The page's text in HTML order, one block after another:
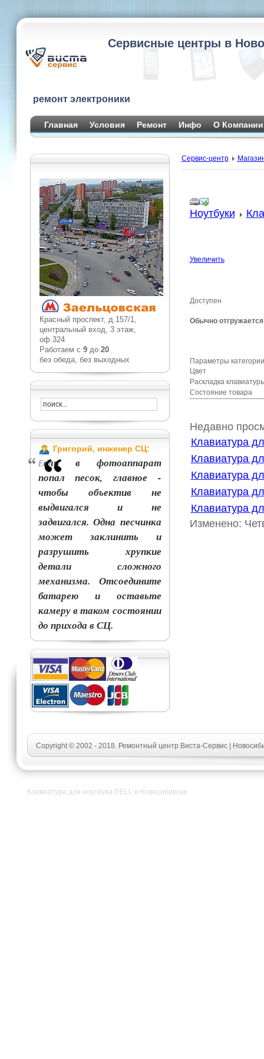
Сервисные центры в
ремонт электроники
Главная Условия Ремонт Инфо О Компании
Красный проспект, д.157/1,
центральный вход, 3 этаж,
оф.324
Работаем с 9до 20
без обеда, без выходных
Григорий, инженер СЦ:
Если в фотоаппарат
попал песок, главное -
чтобы объектив не
выдвигался и не
задвигался. Одна песчинка
может заклинить и
разрушить хрупкие
детали сложного
механизма. Отсоедините
батарею и оставьте
камеру в таком состоянии
до прихода в СЦ.
Сервис-центр
Ноутбуки
Увеличить
Доступен
Обычно
Параметры
Цвет
Раскладка
Состояние товара
Недавно
Клавиатура
Клавиатура
Клавиатура
Клавиатура
Клавиатура
Изменено:
Copyright © 2002 - 2018. Ремонтный центр Виста-Сервис |
Клавиатура для ноутбука DELL в Новосибирске